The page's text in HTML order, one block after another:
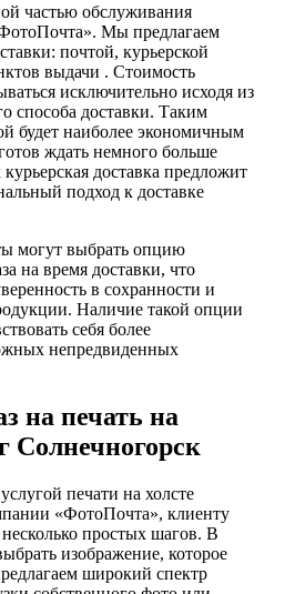
частью обслуживания
Мы предлагаем
почтой, курьерской
выдачи . Стоимость
исключительно исходя из
способа доставки. Таким
будет наиболее экономичным
ждать немного больше
доставка предложит
подход к доставке
могут выбрать опцию
на время доставки, что
в сохранности и
Наличие такой опции
себя более
непредвиденных
на печать на
Солнечногорск
печати на холсте
«ФотоПочта», клиенту
простых шагов. В
изображение, которое
широкий спектр